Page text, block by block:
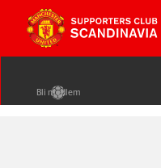
Bli medlem